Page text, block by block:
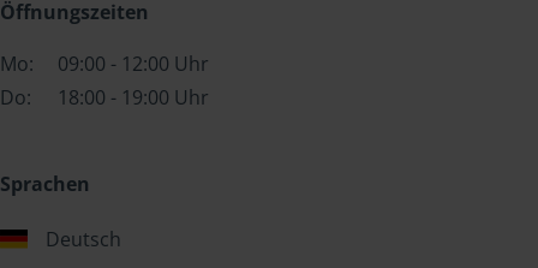
Öffnungszeiten
Mo:
09:00 - 12:00 Uhr
Do:
18:00 - 19:00 Uhr
Sprachen
Deutsch